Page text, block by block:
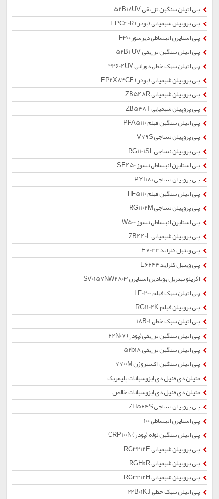
پلی اتیلن سنگین تزریقی 52B18UV
پلی پروپیلن شیمیایی (پودر) EPC40R
پلی استایرن انبساطی دیرسوز F300
پلی اتیلن سنگین تزریقی 52B11UV
پلی اتیلن سبک خطی دورانی 32604UV
پلی پروپیلن شیمیایی (پودر) EP2X83CE
پلی پروپیلن شیمیایی ZB548R
پلی پروپیلن شیمیایی ZB548T
پلی اتیلن سنگین فیلم PPA5110
پلی پروپیلن نساجی V79S
پلی پروپیلن نساجی RG1101SL
پلی استایرن انبساطی نسوز SE450
پلی پروپیلن نساجی PYI180
پلی اتیلن سنگین فیلم HF5110
پلی پروپیلن نساجی RG1102M
پلی استایرن انبساطی نسوز W500
پلی پروپیلن شیمیایی ZB440L
پلی وینیل کلراید E7044
پلی وینیل کلراید E6644
اکریلو نیتریل بوتادین استایرن SV0157NW2803
پلی اتیلن سبک فیلم LF0200
پلی پروپیلن فیلم RG1104K
پلی اتیلن سبک خطی 18B01
پلی اتیلن سنگین تزریقی(پودر) 62N07
پلی اتیلن سنگین تزریقی 52b18
پلی اتیلن سنگین اکستروژن 7700M
متیلن دی فنیل دی ایزوسیانات پلیمریک
متیلن دی فنیل دی ایزوسیانات خالص
پلی پروپیلن نساجی ZH564S
پلی استایرن انبساطی 100
پلی اتیلن سنگین لوله (پودر) CRP100N
پلی پروپیلن شیمیایی RG3212E
پلی پروپیلن شیمیایی RGH&R
پلی پروپیلن شیمیایی RG3212H
پلی اتیلن سبک خطی 22B01KJ